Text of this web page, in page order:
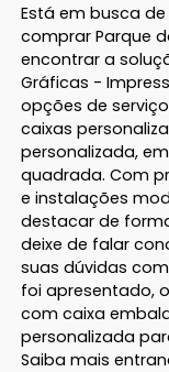
Está em busca
comprar Parque
encontrar a
Gráficas -
opções de
caixas
personalizada,
quadrada. Com
e instalações
destacar de
deixe de falar
suas dúvidas
foi apresentado,
com caixa
personalizada
Saiba mais